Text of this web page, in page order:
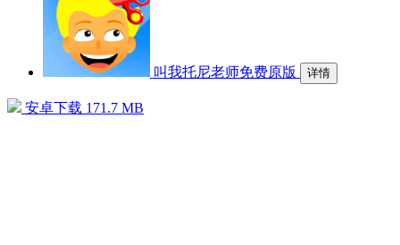
叫我托尼老师免费原版 详情
安卓下载 171.7 MB